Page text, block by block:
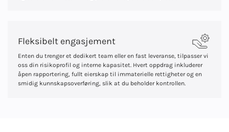
Fleksibelt engasjement
Enten du trenger et dedikert team eller en fast leveranse, tilpasser vi
oss din risikoprofil og interne kapasitet. Hvert oppdrag inkluderer
åpen rapportering, fullt eierskap til immaterielle rettigheter og en
smidig kunnskapsoverføring, slik at du beholder kontrollen.